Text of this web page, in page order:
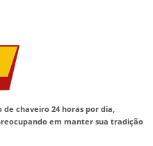
de chaveiro 24 horas por dia,
em manter sua tradição